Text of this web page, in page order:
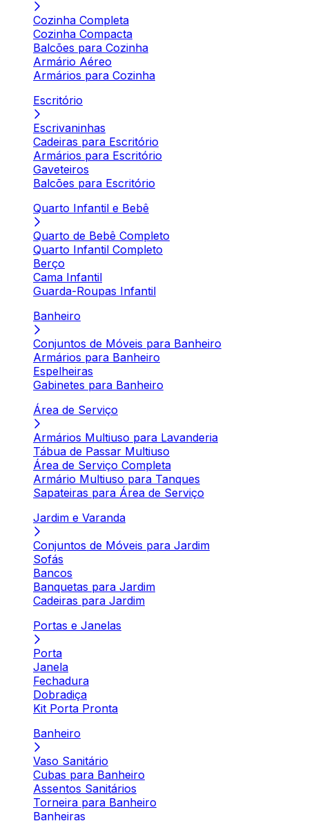
Cozinha Completa
Cozinha Compacta
Balcões para Cozinha
Armário Aéreo
Armários para Cozinha
Escritório
Escrivaninhas
Cadeiras para Escritório
Armários para Escritório
Gaveteiros
Balcões para Escritório
Quarto Infantil e Bebê
Quarto de Bebê Completo
Quarto Infantil Completo
Berço
Cama Infantil
Guarda-Roupas Infantil
Banheiro
Conjuntos de Móveis para Banheiro
Armários para Banheiro
Espelheiras
Gabinetes para Banheiro
Área de Serviço
Armários Multiuso para Lavanderia
Tábua de Passar Multiuso
Área de Serviço Completa
Armário Multiuso para Tanques
Sapateiras para Área de Serviço
Jardim e Varanda
Conjuntos de Móveis para Jardim
Sofás
Bancos
Banquetas para Jardim
Cadeiras para Jardim
Portas e Janelas
Porta
Janela
Fechadura
Dobradiça
Kit Porta Pronta
Banheiro
Vaso Sanitário
Cubas para Banheiro
Assentos Sanitários
Torneira para Banheiro
Banheiras